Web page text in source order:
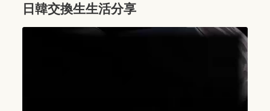
日韓交換生生活分享